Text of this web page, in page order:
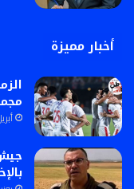
أخبار مميزة
أبريل 24,